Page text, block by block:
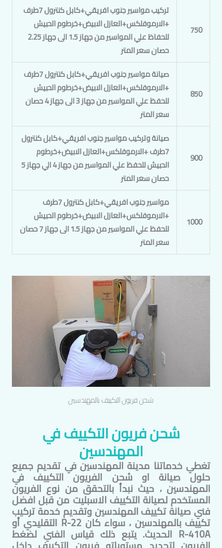
750
تركيب مواسير جنوب افريقي+كابل كنترول 7طرف
+الارموفلكس+العازل الابيض+خرطوم الحبيش
للحفاظ علي المواسير من جهاز 1.5 الى جهاز 2.25
حصان سعر المتر
850
صيانة مواسير جنوب افريقي+كابل كنترول 7طرف
+الارموفلكس+العازل الابيض+خرطوم الحبيش
للحفظ علي المواسير من جهاز 3 الى جهاز 4 حصان
سعر المتر
900
صيانة وتركيب مواسير جنوب افريقي+كابل كنترول
7طرف +الارموفلكس+العازل الابيض+خرطوم
الحبيش للحفظ علي المواسير من جهاز 4 الي جهاز 5
حصان سعر المتر
1000
مواسير جنوب افريقي+كابل كنترول 7طرف
+الارموفلكس+العازل الابيض+خرطوم الحبيش
للحفظ علي المواسير من جهاز 1.5 الى جهاز 7 حصان
سعر المتر
شحن فريون التكييف بالمهندسين
شحن فريون التكييف في
المهندسين
تغطي خدماتنا مدينةالمهندسين في تقديم جميع
حلول صيانة او شحن الفريون التكييف في
المهندسين ، حيث نبدأ بالتحقق من نوع الفريون
المستخدم لصيانة التكييف الاسبليت من قبل افضل
فني صيانة تكييفالمهندسينوتقديم خدمة تركيب
تكييف بالمهندسين ، سواء كان R-22 التقليدي أو
R-410A الحديث. يتبع ذلك قياس الفني لضغط